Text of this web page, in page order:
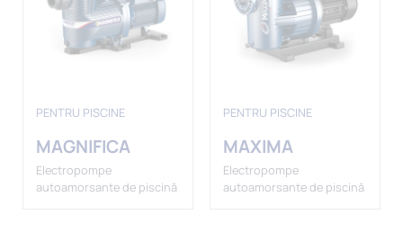
PENTRU PISCINE
MAGNIFICA
Electropompe
autoamorsante de piscină
PENTRU PISCINE
MAXIMA
Electropompe
autoamorsante de piscină